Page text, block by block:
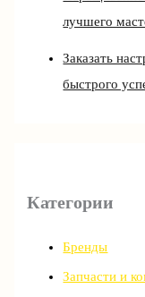
лучшего
Заказать
быстрого
Категории
Бренды
Запчасти и